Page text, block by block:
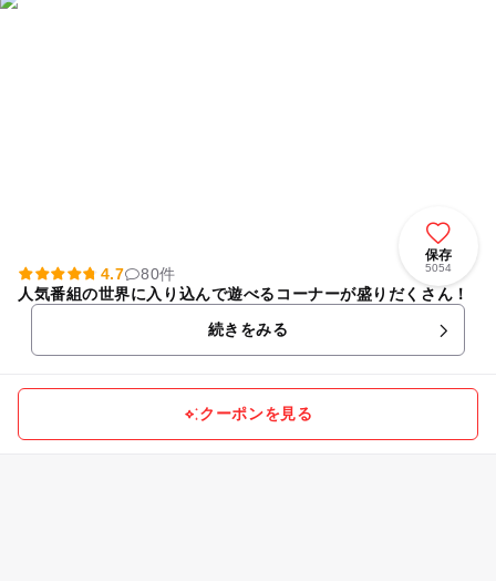
保存
5054
4.7
80件
人気番組の世界に入り込んで遊べるコーナーが盛りだくさん！
続きをみる
クーポンを見る